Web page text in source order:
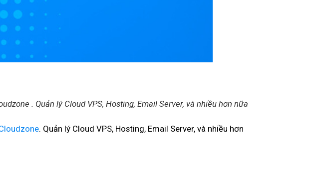
. Quản lý Cloud VPS, Hosting, Email Server, và nhiều hơn nữa
. Quản lý Cloud VPS, Hosting, Email Server, và nhiều hơn